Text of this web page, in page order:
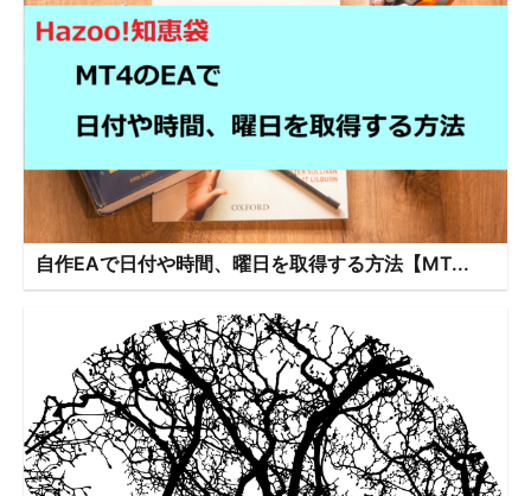
自作EAで日付や時間、曜日を取得する方法【MT...